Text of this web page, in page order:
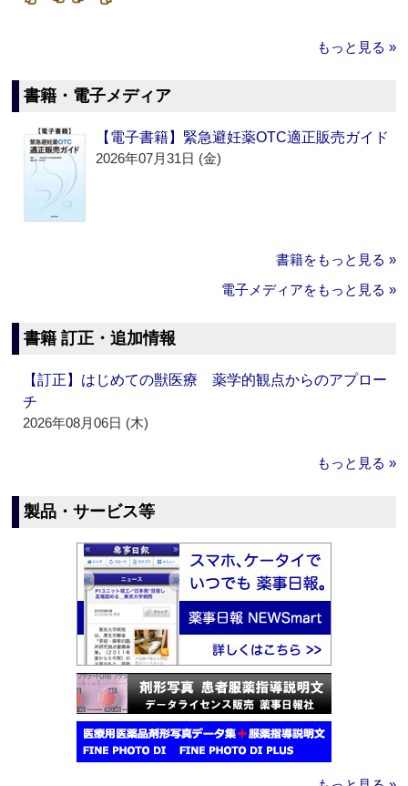
もっと見る »
書籍・電子メディア
【電子書籍】緊急避妊薬OTC適正販売ガイド
2026年07月31日 (金)
書籍をもっと見る »
電子メディアをもっと見る »
書籍 訂正・追加情報
【訂正】はじめての獣医療 薬学的観点からのアプロー
チ
2026年08月06日 (木)
もっと見る »
製品・サービス等